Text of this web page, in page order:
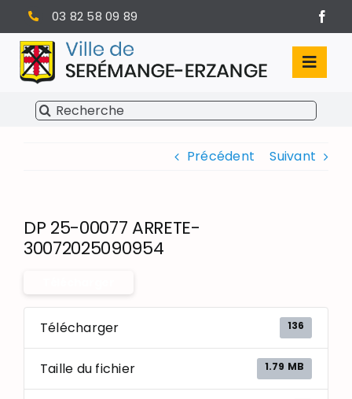
Passer
au
contenu
03 82 58 09 89
SÉRÉMANGE-ERZANGE
INFOS PRATIQUES
Rechercher:
Précédent Suivant
DP 25-00077 ARRETE-
30072025090954
Télécharger 136
Taille du fichier 1.79 MB